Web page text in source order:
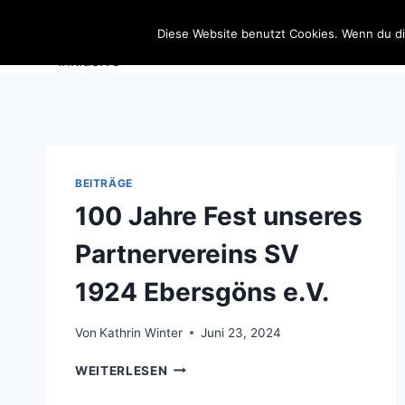
BEITRÄGE
100 Jahre Fest unseres
Partnervereins SV
1924 Ebersgöns e.V.
Von Kathrin Winter Juni 23, 2024
WEITERLESEN 100
Diese Website benutzt Cookies. Wenn du